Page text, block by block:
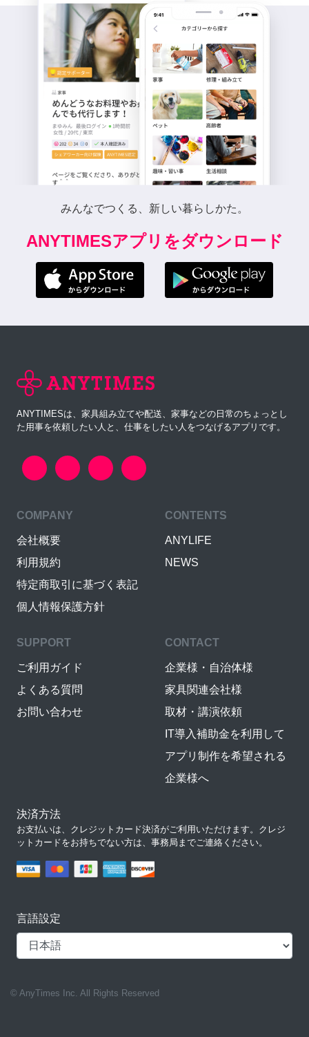
みんなでつくる、新しい暮らしかた。
ANYTIMESアプリをダウンロード
ANYTIMESは、家具組み立てや配送、家事などの日常のちょっとし
た用事を依頼したい人と、仕事をしたい人をつなげるアプリです。
COMPANY
会社概要
利用規約
特定商取引に基づく表記
個人情報保護方針
CONTENTS
ANYLIFE
NEWS
SUPPORT
ご利用ガイド
よくある質問
お問い合わせ
CONTACT
企業様・自治体様
家具関連会社様
取材・講演依頼
IT導入補助金を利用して
アプリ制作を希望される
企業様へ
決済方法
お支払いは、クレジットカード決済がご利用いただけます。クレジ
ットカードをお持ちでない方は、事務局までご連絡ください。
言語設定
© AnyTimes Inc. All Rights Reserved